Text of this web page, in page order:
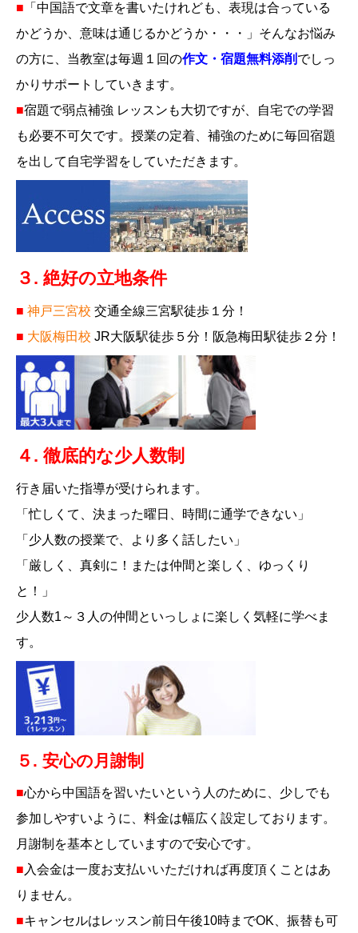
■ 「中国語で文章を書いたけれども、表現は合っている
かどうか、意味は通じるかどうか・・・」そんなお悩み
の方に、当教室は毎週１回の作文・宿題無料添削 でしっ
かりサポートしていきます。
■宿題で弱点補強 レッスンも大切ですが、自宅での学習
も必要不可欠です。授業の定着、補強のために毎回宿題
を出して自宅学習をしていただきます。
３. 絶好の立地条件
■ 神戸三宮校 交通全線三宮駅徒歩１分！
■ 大阪梅田校 JR大阪駅徒歩５分！阪急梅田駅徒歩２分！
４. 徹底的な少人数制
行き届いた指導が受けられます。
「忙しくて、決まった曜日、時間に通学できない」
「少人数の授業で、より多く話したい」
「厳しく、真剣に！または仲間と楽しく、ゆっくり
と！」
少人数1～３人の仲間といっしょに楽しく気軽に学べま
す。
５. 安心の月謝制
■心から中国語を習いたいという人のために、少しでも
参加しやすいように、料金は幅広く設定しております。
月謝制を基本としていますので安心です。
■ 入会金は一度お支払いいただければ再度頂くことはあ
りません。
■キャンセルはレッスン前日午後10時までOK、振替も可